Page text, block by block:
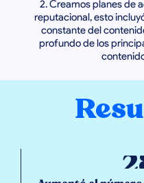
2. Creamos planes de
reputacional, esto
constante del
profundo de los